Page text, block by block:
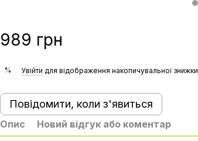
989 грн
% Увійти для відображення накопичувальної знижки
Повідомити, коли з'явиться
Опис Новий відгук або коментар